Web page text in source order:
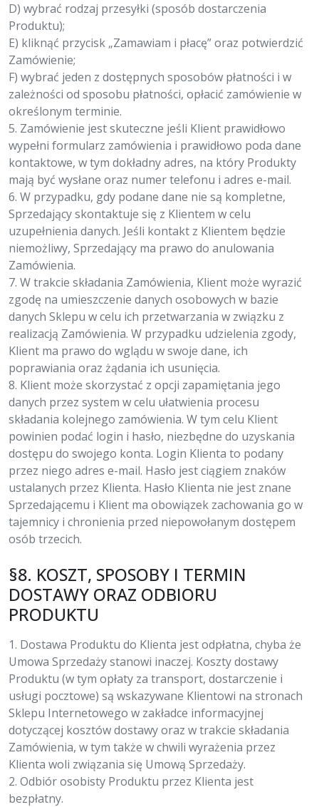
D) wybrać rodzaj przesyłki (sposób dostarczenia
Produktu);
E) kliknąć przycisk „Zamawiam i płacę” oraz potwierdzić
Zamówienie;
F) wybrać jeden z dostępnych sposobów płatności i w
zależności od sposobu płatności, opłacić zamówienie w
określonym terminie.
5. Zamówienie jest skuteczne jeśli Klient prawidłowo
wypełni formularz zamówienia i prawidłowo poda dane
kontaktowe, w tym dokładny adres, na który Produkty
mają być wysłane oraz numer telefonu i adres e-mail.
6. W przypadku, gdy podane dane nie są kompletne,
Sprzedający skontaktuje się z Klientem w celu
uzupełnienia danych. Jeśli kontakt z Klientem będzie
niemożliwy, Sprzedający ma prawo do anulowania
Zamówienia.
7. W trakcie składania Zamówienia, Klient może wyrazić
zgodę na umieszczenie danych osobowych w bazie
danych Sklepu w celu ich przetwarzania w związku z
realizacją Zamówienia. W przypadku udzielenia zgody,
Klient ma prawo do wglądu w swoje dane, ich
poprawiania oraz żądania ich usunięcia.
8. Klient może skorzystać z opcji zapamiętania jego
danych przez system w celu ułatwienia procesu
składania kolejnego zamówienia. W tym celu Klient
powinien podać login i hasło, niezbędne do uzyskania
dostępu do swojego konta. Login Klienta to podany
przez niego adres e-mail. Hasło jest ciągiem znaków
ustalanych przez Klienta. Hasło Klienta nie jest znane
Sprzedającemu i Klient ma obowiązek zachowania go w
tajemnicy i chronienia przed niepowołanym dostępem
osób trzecich.
§8. KOSZT, SPOSOBY I TERMIN
DOSTAWY ORAZ ODBIORU
PRODUKTU
1. Dostawa Produktu do Klienta jest odpłatna, chyba że
Umowa Sprzedaży stanowi inaczej. Koszty dostawy
Produktu (w tym opłaty za transport, dostarczenie i
usługi pocztowe) są wskazywane Klientowi na stronach
Sklepu Internetowego w zakładce informacyjnej
dotyczącej kosztów dostawy oraz w trakcie składania
Zamówienia, w tym także w chwili wyrażenia przez
Klienta woli związania się Umową Sprzedaży.
2. Odbiór osobisty Produktu przez Klienta jest
bezpłatny.